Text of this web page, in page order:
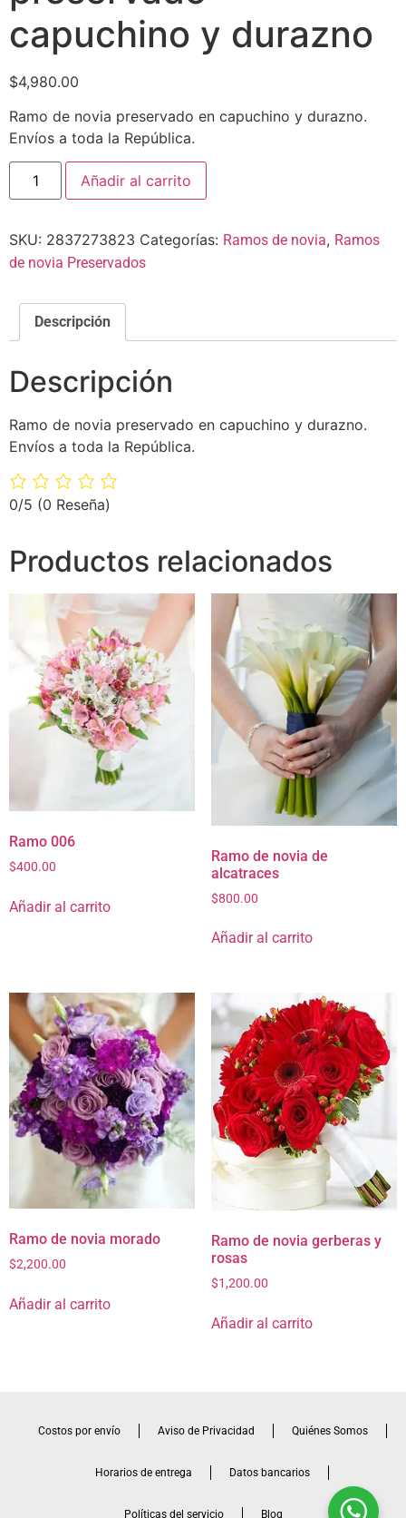
capuchino y durazno
$4,980.00
Ramo de novia preservado en capuchino y durazno.
Envíos a toda la República.
Añadir al carrito
SKU: 2837273823 Categorías: Ramos de novia, Ramos
de novia Preservados
Descripción
Descripción
Ramo de novia preservado en capuchino y durazno.
Envíos a toda la República.
0/5 (0 Reseña)
Productos relacionados
Ramo 006
$400.00
Añadir al carrito
Ramo de novia de
alcatraces
$800.00
Añadir al carrito
Ramo de novia morado
$2,200.00
Añadir al carrito
Ramo de novia gerberas y
rosas
$1,200.00
Añadir al carrito
Costos por envío Aviso de Privacidad Quiénes Somos
Horarios de entrega Datos bancarios
Políticas del servicio Blog